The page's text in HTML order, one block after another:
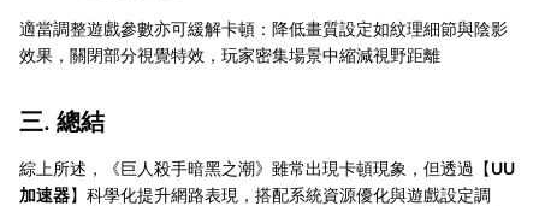
適當調整遊戲參數亦可緩解卡頓：降低畫質設定如紋理細節與陰影
效果，關閉部分視覺特效，玩家密集場景中縮減視野距離
三. 總結
綜上所述，《巨人殺手暗黑之潮》雖常出現卡頓現象，但透過【UU
加速器】科學化提升網路表現，搭配系統資源優化與遊戲設定調